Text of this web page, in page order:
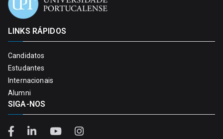
LINKS RÁPIDOS
Candidatos
Estudantes
Internacionais
Alumni
SIGA-NOS